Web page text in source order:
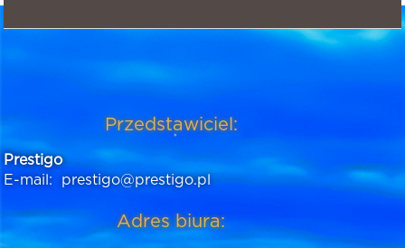
Przedstawiciel:
Prestigo
E-mail:
prestigo@prestigo.pl
Adres biura: